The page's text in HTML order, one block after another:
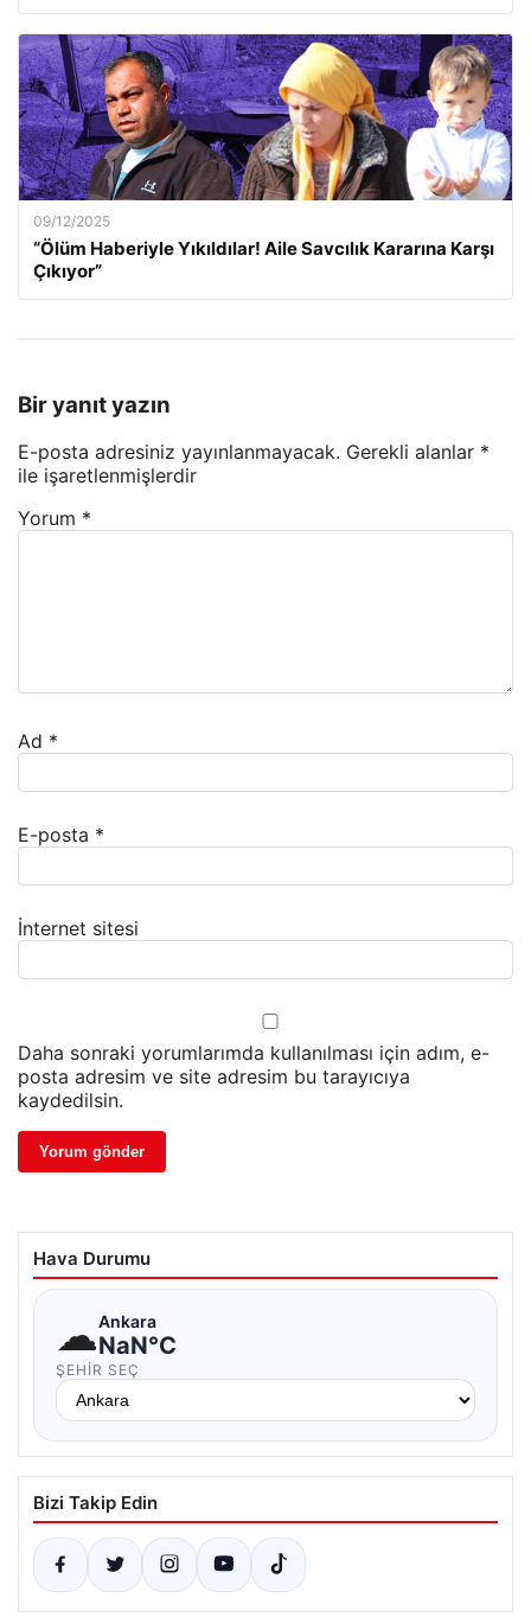
09/12/2025
“Ölüm Haberiyle Yıkıldılar! Aile Savcılık Kararına Karşı
Çıkıyor”
Bir yanıt yazın
E-posta adresiniz yayınlanmayacak. Gerekli alanlar *
ile işaretlenmişlerdir
Yorum *
Ad *
E-posta *
İnternet sitesi
Daha sonraki yorumlarımda kullanılması için adım, e-
posta adresim ve site adresim bu tarayıcıya
kaydedilsin.
Hava Durumu
☁Ankara
NaN°C
ŞEHIR SEÇ
Bizi Takip Edin